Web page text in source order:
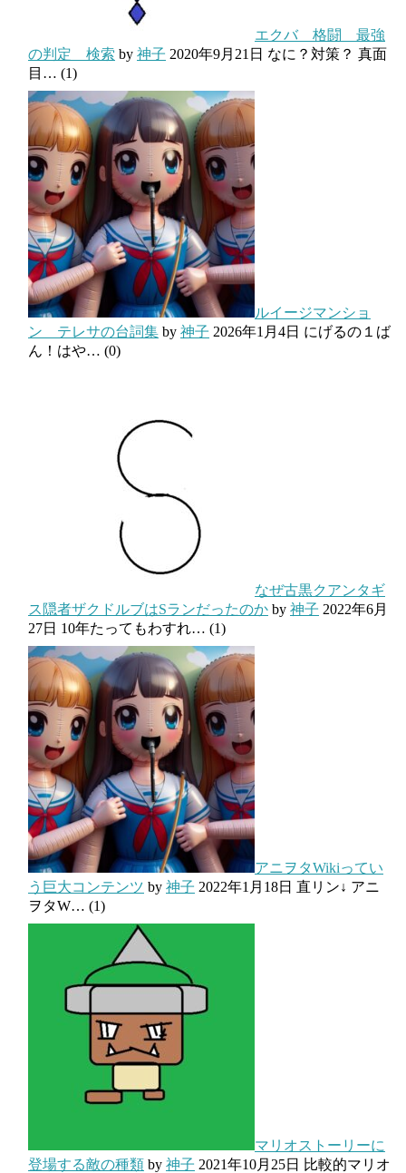
エクバ 格闘 最強
の判定 検索 by 神子 2020年9月21日 なに？対策？ 真面
目… (1)
ルイージマンショ
ン テレサの台詞集 by 神子 2026年1月4日 にげるの１ば
ん！はや… (0)
なぜ古黒クアンタギ
ス隠者ザクドルブはSランだったのか by 神子 2022年6月
27日 10年たってもわすれ… (1)
アニヲタWikiってい
う巨大コンテンツ by 神子 2022年1月18日 直リン↓ アニ
ヲタW… (1)
マリオストーリーに
登場する敵の種類 by 神子 2021年10月25日 比較的マリオ